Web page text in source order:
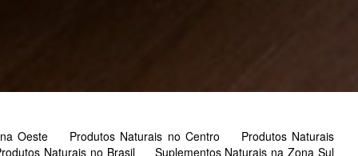
Oeste Produtos Naturais no Centro
Produtos Naturais
Naturais no Brasil
Suplementos Naturais na Zona Sul